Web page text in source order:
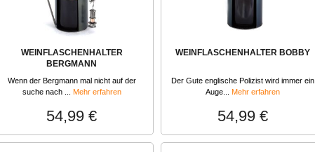
WEINFLASCHENHALTER
BERGMANN
Wenn der Bergmann mal nicht auf der
suche nach ...
Mehr erfahren
54,99 €
WEINFLASCHENHALTER BOBBY
Der Gute englische Polizist wird immer ein
Auge... Mehr erfahren
54,99 €